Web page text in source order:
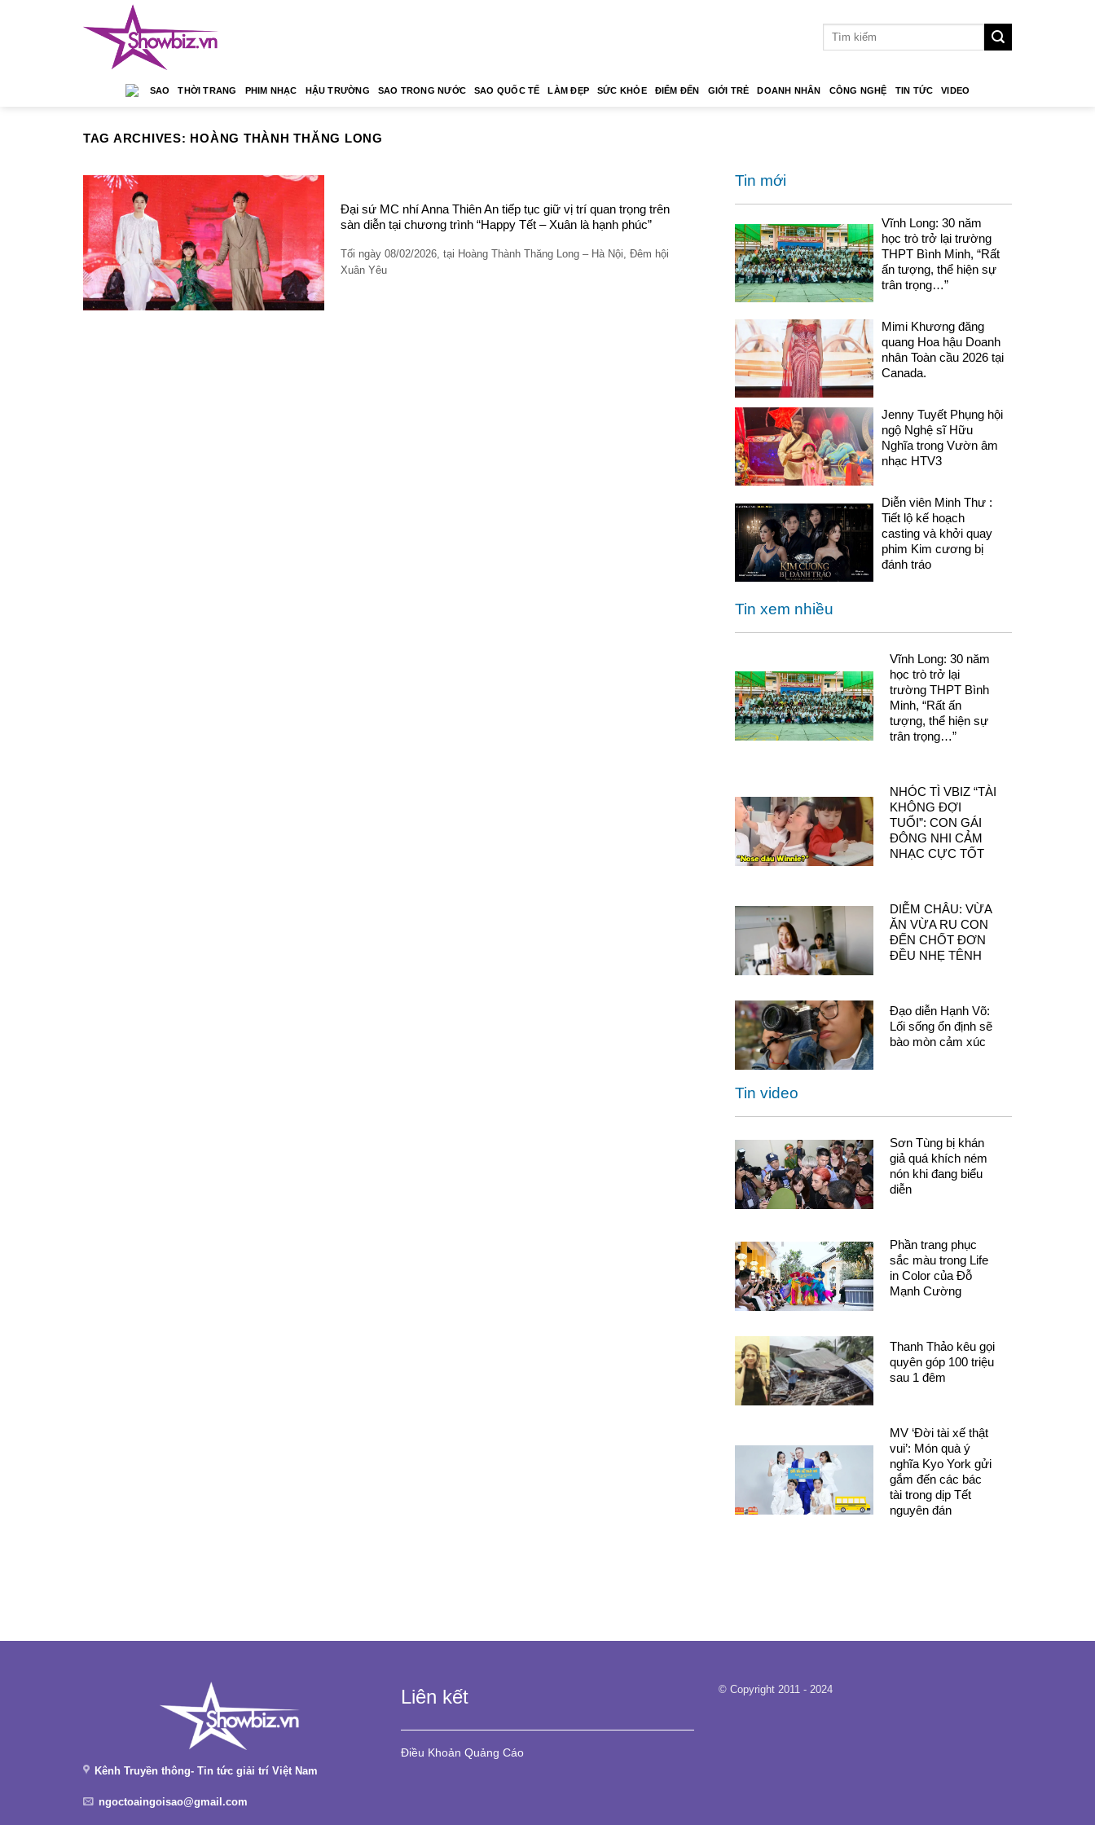
SAO THỜI TRANG PHIM NHẠC HẬU TRƯỜNG SAO TRONG NƯỚC SAO QUỐC TẾ LÀM ĐẸP SỨC KHỎE ĐIỂM ĐẾN GIỚI TRẺ DOANH NHÂN CÔNG NGHỆ TIN TỨC VIDEO
TAG ARCHIVES: HOÀNG THÀNH THĂNG LONG
Đại sứ MC nhí Anna Thiên An tiếp tục giữ vị trí quan trọng trên
sàn diễn tại chương trình “Happy Tết – Xuân là hạnh phúc”
Tối ngày 08/02/2026, tại Hoàng Thành Thăng Long – Hà Nội, Đêm hội
Xuân Yêu
Tin mới
Vĩnh Long: 30 năm
học trò trở lại trường
THPT Bình Minh, “Rất
ấn tượng, thể hiện sự
trân trọng…”
Mimi Khương đăng
quang Hoa hậu Doanh
nhân Toàn cầu 2026 tại
Canada.
Jenny Tuyết Phụng hội
ngộ Nghệ sĩ Hữu
Nghĩa trong Vườn âm
nhạc HTV3
Diễn viên Minh Thư :
Tiết lộ kế hoạch
casting và khởi quay
phim Kim cương bị
đánh tráo
Tin xem nhiều
Vĩnh Long: 30 năm
học trò trở lại
trường THPT Bình
Minh, “Rất ấn
tượng, thể hiện sự
trân trọng…”
NHÓC TÌ VBIZ “TÀI
KHÔNG ĐỢI
TUỔI”: CON GÁI
ĐÔNG NHI CẢM
NHẠC CỰC TỐT
DIỄM CHÂU: VỪA
ĂN VỪA RU CON
ĐẾN CHỐT ĐƠN
ĐỀU NHẸ TÊNH
Đạo diễn Hạnh Võ:
Lối sống ổn định sẽ
bào mòn cảm xúc
Tin video
Sơn Tùng bị khán
giả quá khích ném
nón khi đang biểu
diễn
Phần trang phục
sắc màu trong Life
in Color của Đỗ
Mạnh Cường
Thanh Thảo kêu gọi
quyên góp 100 triệu
sau 1 đêm
MV ‘Đời tài xế thật
vui’: Món quà ý
nghĩa Kyo York gửi
gắm đến các bác
tài trong dịp Tết
nguyên đán
Kênh Truyền thông- Tin tức giải trí Việt Nam
ngoctoaingoisao@gmail.com
Liên kết
Điều Khoản Quảng Cáo
© Copyright 2011 - 2024